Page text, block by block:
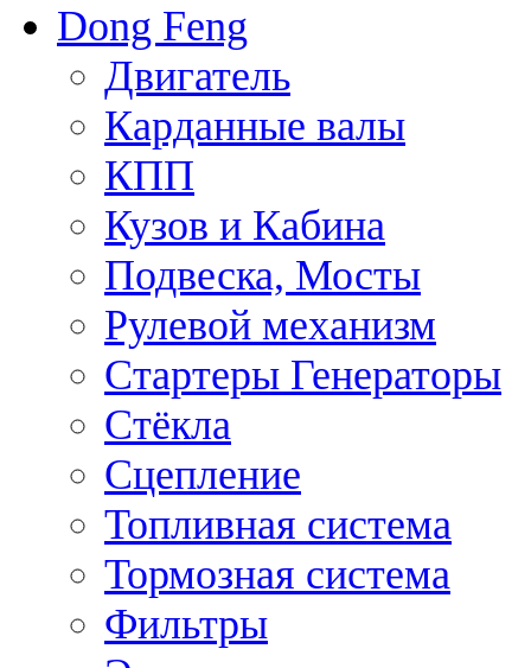
Dong Feng
Двигатель
Карданные валы
КПП
Кузов и Кабина
Подвеска, Мосты
Рулевой механизм
Стартеры Генераторы
Стёкла
Сцепление
Топливная система
Тормозная система
Фильтры